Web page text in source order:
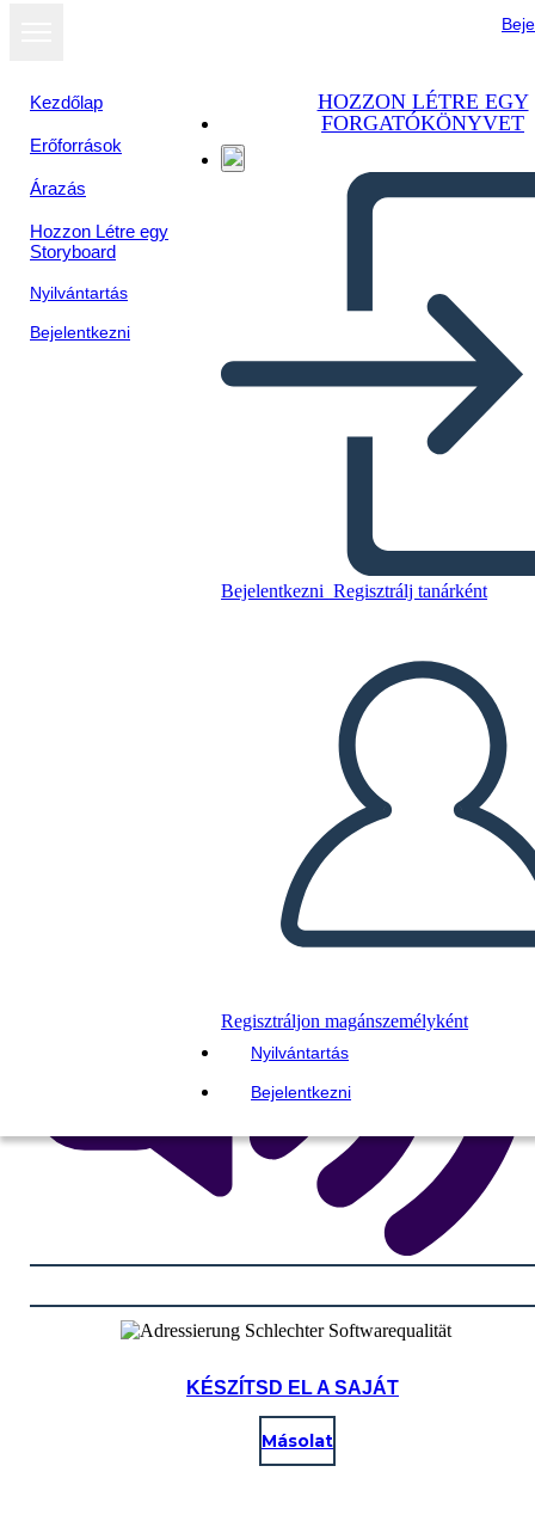
Kezdőlap
Erőforrások
Árazás
Hozzon Létre egy
Storyboard
Nyilvántartás
Bejelentkezni
HOZZON LÉTRE EGY
FORGATÓKÖNYVET
Bejelentkezni Regisztrálj tanárként
Regisztráljon magánszemélyként
Nyilvántartás
Bejelentkezni
Softwarequalität
KÉSZÍTSEN EGY STORYBOARDOT
DIAVETÍTÉS LEJÁTSZÁSA
OLVASS NEKEM
KÉSZÍTSD EL A SAJÁT
Másolat